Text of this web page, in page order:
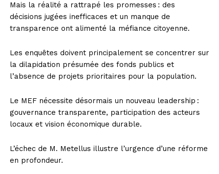
Mais la réalité a rattrapé les promesses : des
décisions jugées inefficaces et un manque de
transparence ont alimenté la méfiance citoyenne.
Les enquêtes doivent principalement se concentrer sur
la dilapidation présumée des fonds publics et
l’absence de projets prioritaires pour la population.
Le MEF nécessite désormais un nouveau leadership :
gouvernance transparente, participation des acteurs
locaux et vision économique durable.
L’échec de M. Metellus illustre l’urgence d’une réforme
en profondeur.